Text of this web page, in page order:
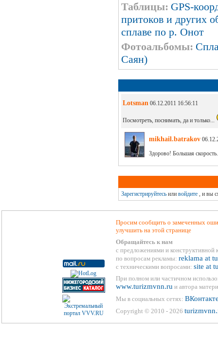
Таблицы: GPS-
притоков и других
сплаве по р. Онот
Фотоальбомы:
Саян)
Lotsman06.12.2011 16:56:11
Посмотреть, поснимать, да и только...
mikhail.batrakov
Здорово! Большая скорость.
Зарегистрируйтесьили войдите, и вы
Просим сообщить о замеченных
улучшить на этой странице
Обращайтесь к нам
с предложениями и конструктивной
по вопросам рекламы: reklama at
с техническими вопросами: site at
При полном или частичном
www.turizmvnn.ru и автора
Мы в социальных сетях:
Copyright © 2010 - 2026